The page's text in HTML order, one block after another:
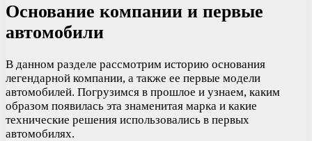
Основание компании и первые
автомобили
В данном разделе рассмотрим историю основания
легендарной компании, а также ее первые модели
автомобилей. Погрузимся в прошлое и узнаем, каким
образом появилась эта знаменитая марка и какие
технические решения использовались в первых
автомобилях.